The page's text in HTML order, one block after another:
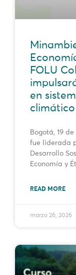
FOLU
en
Bogotá, 19
fue liderada
Desarrollo
Economía y
READ MORE
marzo 26, 2026